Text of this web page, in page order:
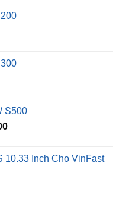
S500
Giá
là:
10.33 Inch Cho VinFast